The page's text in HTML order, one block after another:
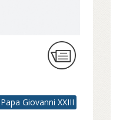
Papa Giovanni XXIII